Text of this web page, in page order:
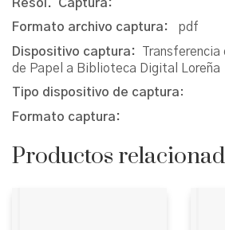
Resol. Captura:
Formato archivo captura: pdf
Dispositivo captura:
de Papel a Biblioteca Digital Loreña
Tipo dispositivo de captura:
Formato captura:
Productos